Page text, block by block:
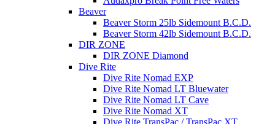
Beaver
Beaver Storm 25lb Sidemount B.C.D.
Beaver Storm 42lb Sidemount B.C.D.
DIR ZONE
DIR ZONE Diamond
Dive Rite
Dive Rite Nomad EXP
Dive Rite Nomad LT Bluewater
Dive Rite Nomad LT Cave
Dive Rite Nomad XT